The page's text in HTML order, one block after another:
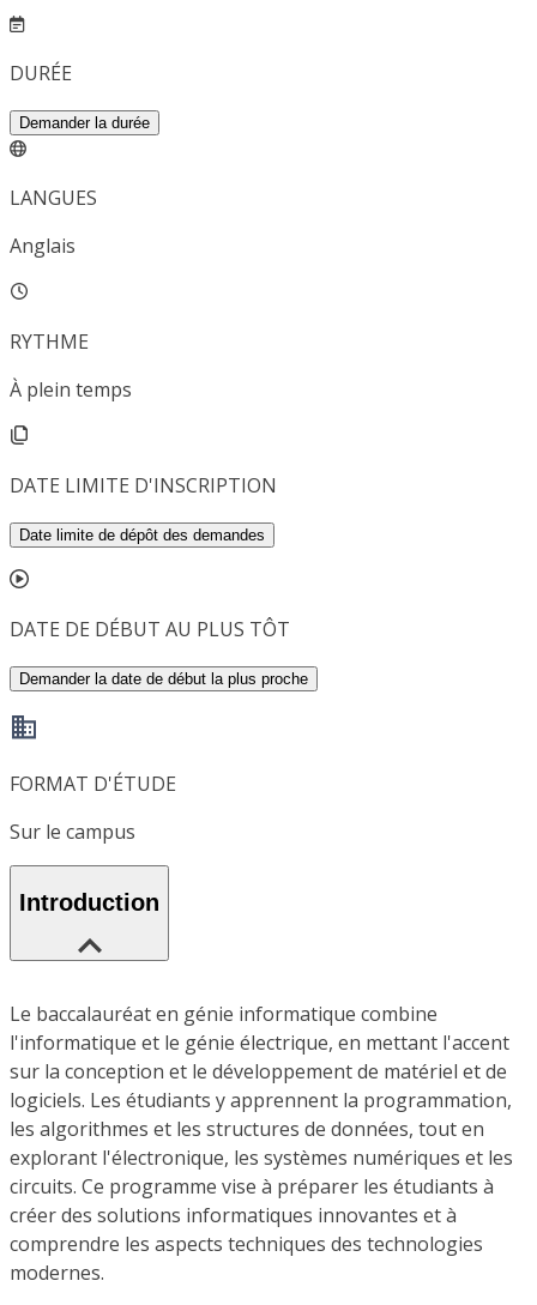
DURÉE
Demander la durée
LANGUES
Anglais
RYTHME
À plein temps
DATE LIMITE D'INSCRIPTION
Date limite de dépôt des demandes
DATE DE DÉBUT AU PLUS TÔT
Demander la date de début la plus proche
FORMAT D'ÉTUDE
Sur le campus
Introduction
Le baccalauréat en génie informatique combine
l'informatique et le génie électrique, en mettant l'accent
sur la conception et le développement de matériel et de
logiciels. Les étudiants y apprennent la programmation,
les algorithmes et les structures de données, tout en
explorant l'électronique, les systèmes numériques et les
circuits. Ce programme vise à préparer les étudiants à
créer des solutions informatiques innovantes et à
comprendre les aspects techniques des technologies
modernes.